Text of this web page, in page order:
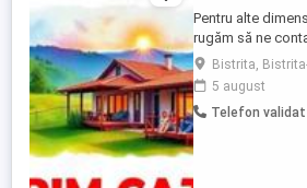
Pentru alte
rugăm să ne
80x110 cm Pretul
clipsuri de
o distanță mai
clipsuri pentru a
Bistrita,
5 august
Telefon validat